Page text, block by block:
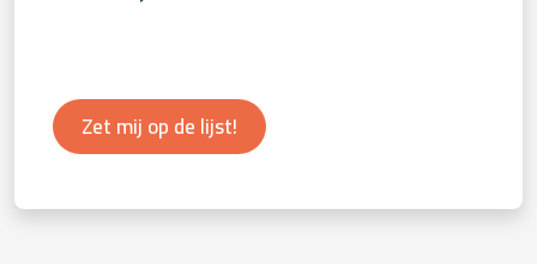
Zet mij op de lijst!